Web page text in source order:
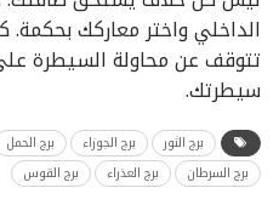
الداخلي واختر معاركك بحكمة.
تتوقف عن محاولة السيطرة
سيطرتك.
برج الثور برج الجوزاء برج الحمل
برج السرطان
برج العذراء برج القوس